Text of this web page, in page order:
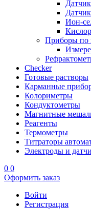
Ион-
Приборы по
Checker
Готовые растворы
Карманные
Колориметры
Кондуктометры
Магнитные
Реагенты
Термометры
Титраторы
Электроды и
0 0
Оформить заказ
Войти
Регистрация